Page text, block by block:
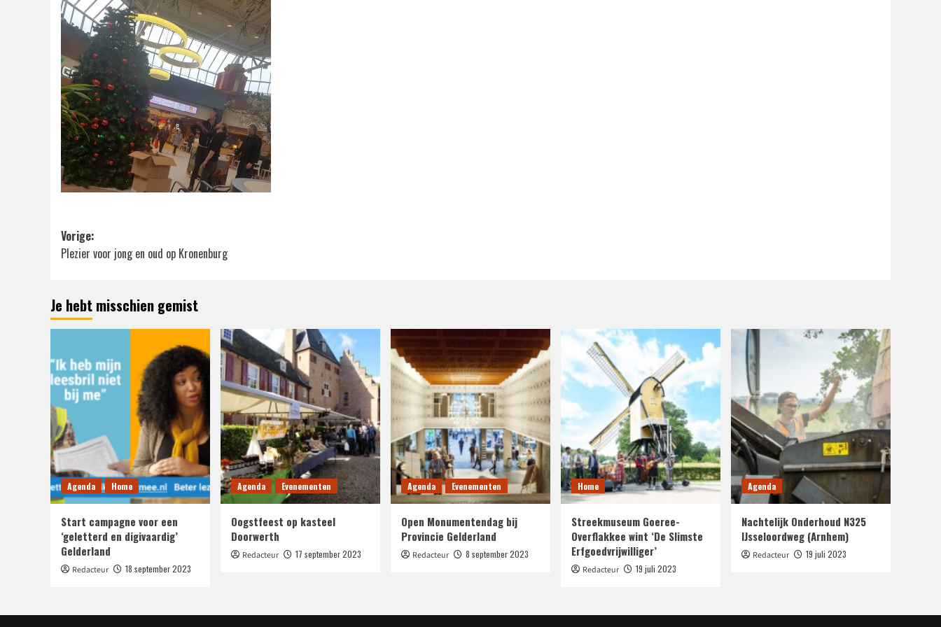
Bericht
navigatie
Vorige:
Plezier voor jong en oud op Kronenburg
Je hebt misschien gemist
Agenda Home
Start campagne voor een
‘geletterd en digivaardig’
Gelderland
Redacteur 18 september 2023
Agenda Evenementen
Oogstfeest op kasteel
Doorwerth
Redacteur 17 september 2023
Agenda Evenementen
Open Monumentendag bij
Provincie Gelderland
Redacteur 8 september 2023
Home
Streekmuseum Goeree-
Overflakkee wint ‘De Slimste
Erfgoedvrijwilliger’
Redacteur 19 juli 2023
Agenda
Nachtelijk Onderhoud N325
IJsseloordweg (Arnhem)
Redacteur 19 juli 2023